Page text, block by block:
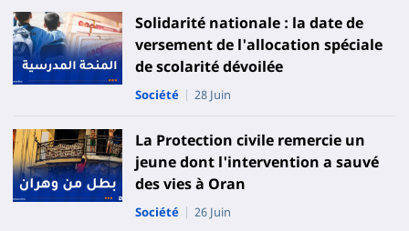
Solidarité nationale : la date de
versement de l'allocation spéciale
de scolarité dévoilée
Société 28 Juin
La Protection civile remercie un
jeune dont l'intervention a sauvé
des vies à Oran
Société 26 Juin